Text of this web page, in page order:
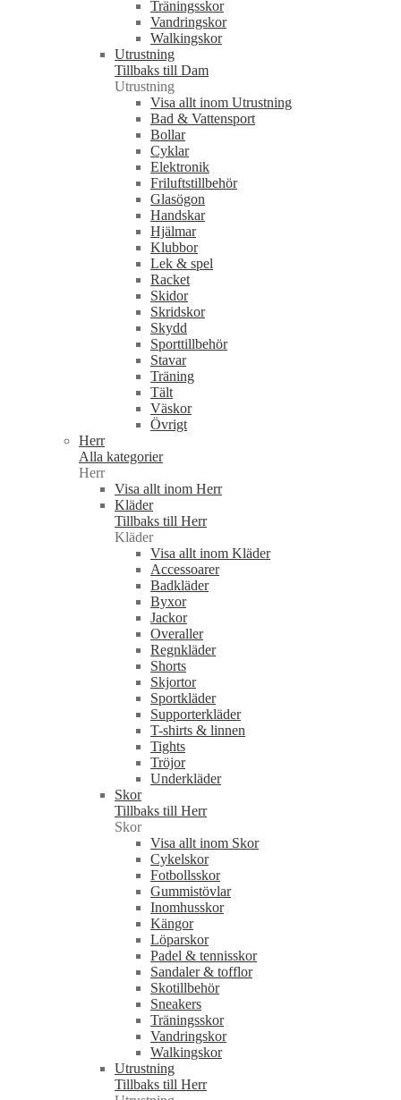
Träningsskor
Vandringskor
Walkingskor
Utrustning
Tillbaks till Dam
Utrustning
Visa allt inom Utrustning
Bad & Vattensport
Bollar
Cyklar
Elektronik
Friluftstillbehör
Glasögon
Handskar
Hjälmar
Klubbor
Lek & spel
Racket
Skidor
Skridskor
Skydd
Sporttillbehör
Stavar
Träning
Tält
Väskor
Övrigt
Herr
Alla kategorier
Herr
Visa allt inom Herr
Kläder
Tillbaks till Herr
Kläder
Visa allt inom Kläder
Accessoarer
Badkläder
Byxor
Jackor
Overaller
Regnkläder
Shorts
Skjortor
Sportkläder
Supporterkläder
T-shirts & linnen
Tights
Tröjor
Underkläder
Skor
Tillbaks till Herr
Skor
Visa allt inom Skor
Cykelskor
Fotbollsskor
Gummistövlar
Inomhusskor
Kängor
Löparskor
Padel & tennisskor
Sandaler & tofflor
Skotillbehör
Sneakers
Träningsskor
Vandringskor
Walkingskor
Utrustning
Tillbaks till Herr